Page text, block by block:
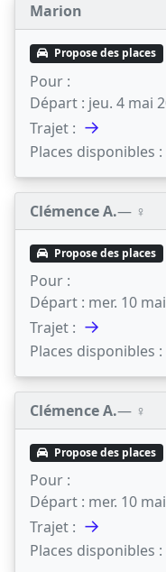
Marion
Propose des places
Pour :
Départ : jeu. 4 mai
Trajet : →
Places disponibles :
Clémence A.— ♀️
Propose des places
Pour :
Départ : mer. 10
Trajet : →
Places disponibles :
Clémence A.— ♀️
Propose des places
Pour :
Départ : mer. 10
Trajet : →
Places disponibles :